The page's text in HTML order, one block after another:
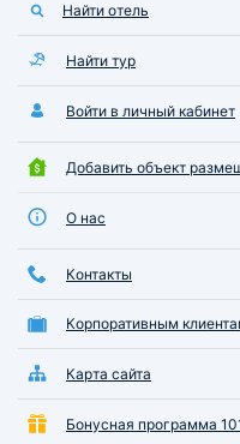
Найти отель
Найти тур
Войти в личный кабинет
Добавить объект
О нас
Контакты
Корпоративным
Карта сайта
Бонусная программа